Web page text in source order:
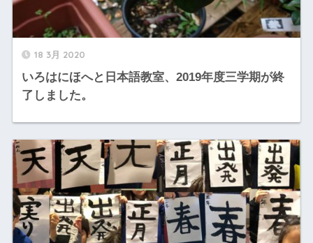
18 3月 2020
いろはにほへと日本語教室、2019年度三学期が終
了しました。